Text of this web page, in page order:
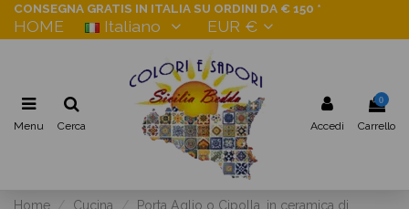
CONSEGNA GRATIS IN ITALIA SU ORDINI DA € 150 *
HOME Italiano EUR €
Menu Cerca Accedi
0
Carrello
Home Cucina
Porta Aglio o Cipolla, in ceramica di